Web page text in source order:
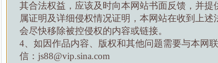
其合法权益，应该及时向本网站书面反馈，并提
属证明及详细侵权情况证明，本网站在收到上述
会尽快移除被控侵权的内容或链接。
4、如因作品内容、版权和其他问题需要与本网
信：js88@vip.sina.com